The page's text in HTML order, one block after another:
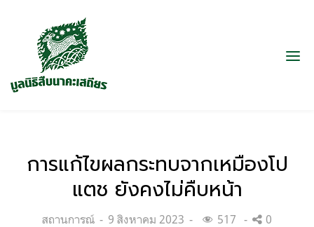
การแก้ไขผลกระทบจากเหมืองโป
แตช ยังคงไม่คืบหน้า
Categories:
สถานการณ์
Posted
9 สิงหาคม 2023 517 0